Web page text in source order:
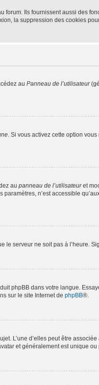
Ils fournissent aussi des
la suppression des cookies
auPanneau de l’utilisateur
. Si vous activez cette option
aupanneau de l’utilisateuret
n’est accessible
le serveur ne soit pas à l’heure.
phpBB dans votre langue.
sur le site Internet dephpBB®.
L’une d’elles peut être
et généralement est unique